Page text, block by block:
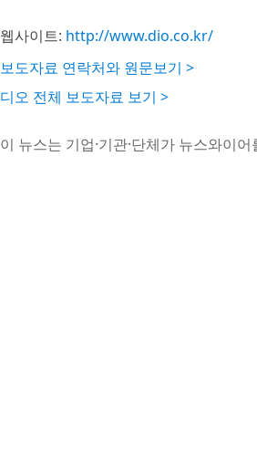
웹사이트: http://www.dio.co.kr/
보도자료 연락처와 원문보기 >
디오 전체 보도자료 보기 >
이 뉴스는 기업·기관·단체가 뉴스와이